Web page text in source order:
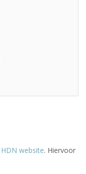
HDN website. Hiervoor